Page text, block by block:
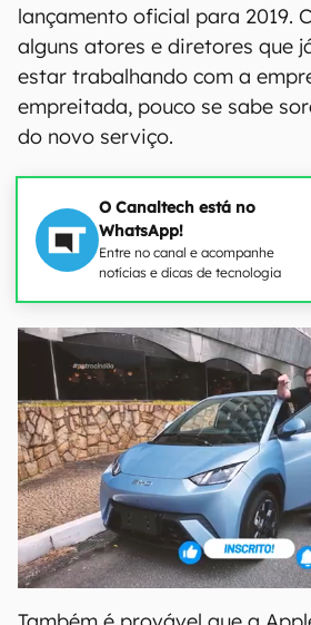
lançamento oficial para 2019.
alguns atores e diretores que
estar trabalhando com a
empreitada, pouco se sabe
do novo serviço.
O Canaltech está no
WhatsApp!
Entre no canal e acompanhe
notícias e dicas de tecnologia